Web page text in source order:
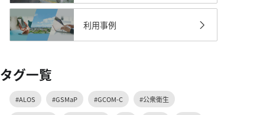
利用事例
タグ一覧
#ALOS #GSMaP #GCOM-C #公衆衛生